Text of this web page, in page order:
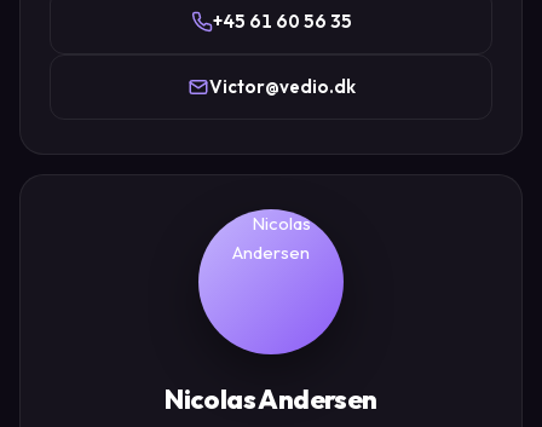
+45 61 60 56 35
Victor@vedio.dk
Nicolas Andersen